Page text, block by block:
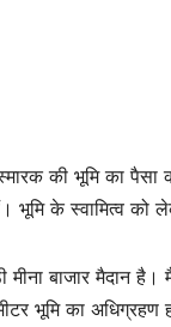
की भूमि का
भूमि के स्वामित्व
मीना बाजार मैदान
भूमि का अधिग्रहण